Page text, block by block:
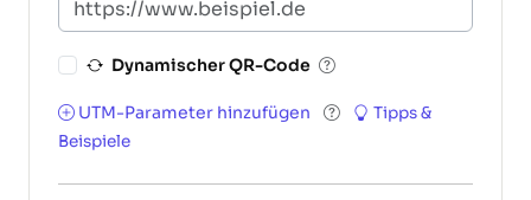
Dynamischer QR-Code
UTM-Parameter hinzufügen
Tipps &
Beispiele